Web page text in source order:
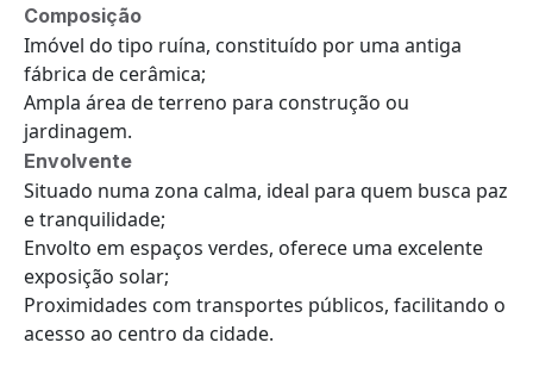
Composição
Imóvel do tipo ruína, constituído por uma antiga
fábrica de cerâmica;
Ampla área de terreno para construção ou
jardinagem.
Envolvente
Situado numa zona calma, ideal para quem busca paz
e tranquilidade;
Envolto em espaços verdes, oferece uma excelente
exposição solar;
Proximidades com transportes públicos, facilitando o
acesso ao centro da cidade.